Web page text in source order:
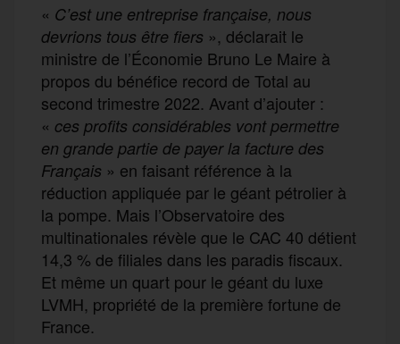
« C’est une entreprise française, nous
devrions tous être fiers », déclarait le
ministre de l’Économie Bruno Le Maire à
propos du bénéfice record de Total au
second trimestre 2022. Avant d’ajouter :
« ces profits considérables vont permettre
en grande partie de payer la facture des
Français » en faisant référence à la
réduction appliquée par le géant pétrolier à
la pompe. Mais l’Observatoire des
multinationales révèle que le CAC 40 détient
14,3 % de filiales dans les paradis fiscaux.
Et même un quart pour le géant du luxe
LVMH, propriété de la première fortune de
France.